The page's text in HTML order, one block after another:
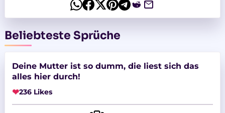
Beliebteste Sprüche
Deine Mutter ist so dumm, die liest sich das
alles hier durch!
❤236 Likes